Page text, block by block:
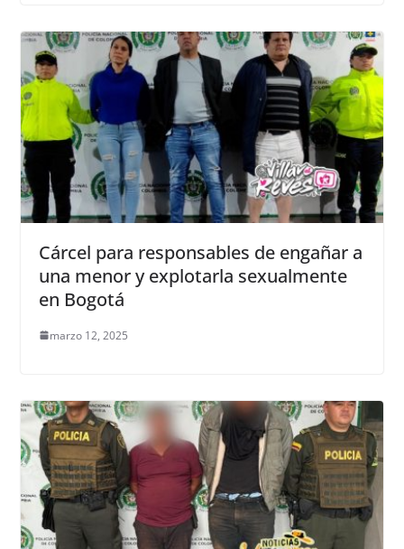
Cárcel para responsables de engañar a
una menor y explotarla sexualmente
en Bogotá
marzo 12, 2025